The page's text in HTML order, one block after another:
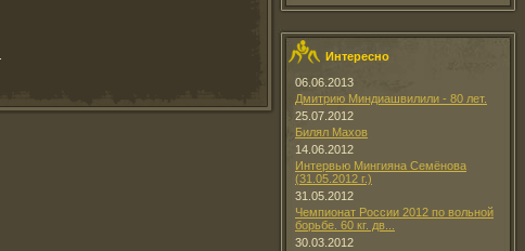
Интересно
06.06.2013
Дмитрию Миндиашвилили - 80 лет.
25.07.2012
Билял Махов
14.06.2012
Интервью Мингияна Семёнова
(31.05.2012 г.)
31.05.2012
Чемпионат России 2012 по вольной
борьбе. 60 кг. дв...
30.03.2012